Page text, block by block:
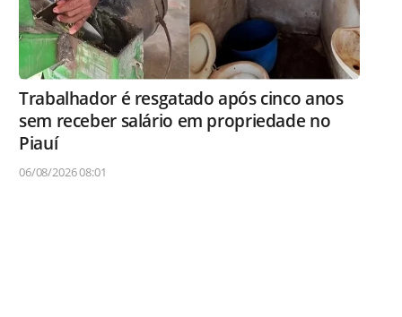
Trabalhador é resgatado após cinco anos
sem receber salário em propriedade no
Piauí
06/08/2026 08:01